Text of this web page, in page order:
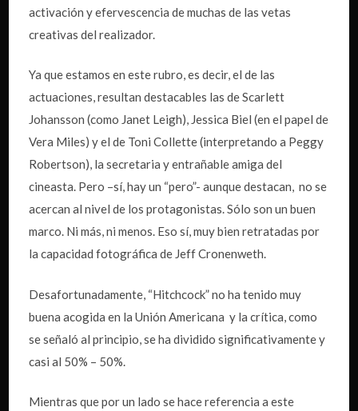
activación y efervescencia de muchas de las vetas
creativas del realizador.
Ya que estamos en este rubro, es decir, el de las
actuaciones, resultan destacables las de Scarlett
Johansson (como Janet Leigh), Jessica Biel (en el papel de
Vera Miles) y el de Toni Collette (interpretando a Peggy
Robertson), la secretaria y entrañable amiga del
cineasta. Pero –sí, hay un “pero”- aunque destacan, no se
acercan al nivel de los protagonistas. Sólo son un buen
marco. Ni más, ni menos. Eso sí, muy bien retratadas por
la capacidad fotográfica de Jeff Cronenweth.
Desafortunadamente, “Hitchcock” no ha tenido muy
buena acogida en la Unión Americana y la crítica, como
se señaló al principio, se ha dividido significativamente y
casi al 50% – 50%.
Mientras que por un lado se hace referencia a este